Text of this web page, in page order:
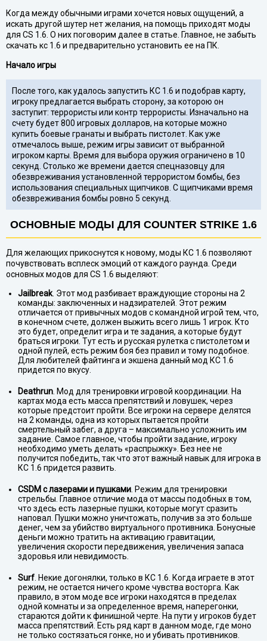
Когда между обычными играми хочется новых ощущений, а
искать другой шутер нет желания, на помощь приходят моды
для CS 1.6. О них поговорим далее в статье. Главное, не забыть
скачать кс 1.6 и предварительно установить ее на ПК.
Начало игры
После того, как удалось запустить КС 1.6 и подобрав карту,
игроку предлагается выбрать сторону, за которою он
заступит: террористы или контр террористы. Изначально на
счету будет 800 игровых долларов, на которые можно
купить боевые гранаты и выбрать пистолет. Как уже
отмечалось выше, режим игры зависит от выбранной
игроком карты. Время для выбора оружия ограничено в 10
секунд. Столько же времени дается спецназовцу для
обезвреживания установленной террористом бомбы, без
использования специальных щипчиков. С щипчиками время
обезвреживания бомбы ровно 5 секунд.
ОСНОВНЫЕ МОДЫ ДЛЯ COUNTER STRIKE 1.6
Для желающих прикоснутся к новому, моды КС 1.6 позволяют
почувствовать всплеск эмоций от каждого раунда. Среди
основных модов для CS 1.6 выделяют:
Jailbreak. Этот мод разбивает враждующие стороны на 2
команды: заключенных и надзирателей. Этот режим
отличается от привычных модов с командной игрой тем, что,
в конечном счете, должен выжить всего лишь 1 игрок. Кто
это будет, определит игра и те задания, а которые будут
браться игроки. Тут есть и русская рулетка с пистолетом и
одной пулей, есть режим боя без правил и тому подобное.
Для любителей файтинга и экшена данный мод КС 1.6
придется по вкусу.
Deathrun . Мод для тренировки игровой координации. На
картах мода есть масса препятствий и ловушек, через
которые предстоит пройти. Все игроки на сервере делятся
на 2 команды, одна из которых пытается пройти
смертельный забег, а друга – максимально усложнить им
задание. Самое главное, чтобы пройти задание, игроку
необходимо уметь делать «распрыжку». Без нее не
получится победить, так что этот важный навык для игрока в
КС 1.6 придется развить.
CSDM с лазерами и пушками . Режим для тренировки
стрельбы. Главное отличие мода от массы подобных в том,
что здесь есть лазерные пушки, которые могут сразить
наповал. Пушки можно уничтожать, получив за это больше
денег, чем за убийство виртуального противника. Бонусные
деньги можно тратить на активацию гравитации,
увеличения скорости передвижения, увеличения запаса
здоровья или невидимость.
Surf . Некие догонялки, только в КС 1.6. Когда играете в этот
режим, не остается ничего кроме чувства восторга. Как
правило, в этом моде все игроки находятся в пределах
одной комнаты и за определенное время, наперегонки,
стараются дойти к финишной черте. На пути у игроков будет
масса препятствий. Есть ряд карт в данном моде, где моно
не только состязаться гонке, но и убивать противников.